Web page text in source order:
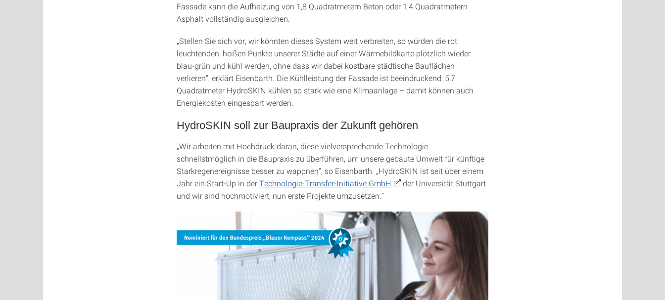
Fassade kann die Aufheizung von 1,8 Quadratmetern Beton oder 1,4 Quadratmetern
Asphalt vollständig ausgleichen.
„Stellen Sie sich vor, wir könnten dieses System weit verbreiten, so würden die rot
leuchtenden, heißen Punkte unserer Städte auf einer Wärmebildkarte plötzlich wieder
blau-grün und kühl werden, ohne dass wir dabei kostbare städtische Bauflächen
verlieren“, erklärt Eisenbarth. Die Kühlleistung der Fassade ist beeindruckend: 5,7
Quadratmeter HydroSKIN kühlen so stark wie eine Klimaanlage – damit können auch
Energiekosten eingespart werden.
HydroSKIN soll zur Baupraxis der Zukunft gehören
„Wir arbeiten mit Hochdruck daran, diese vielversprechende Technologie
schnellstmöglich in die Baupraxis zu überführen, um unsere gebaute Umwelt für künftige
Starkregenereignisse besser zu wappnen“, so Eisenbarth. „HydroSKIN ist seit über einem
Jahr ein Start-Up in derTechnologie-Transfer-Initiative GmbH
der Universität Stuttgart
und wir sind hochmotiviert, nun erste Projekte umzusetzen.“